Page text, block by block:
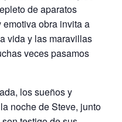
de aparatos
obra invita a
vida y las maravillas
veces pasamos
los sueños y
noche de Steve, junto